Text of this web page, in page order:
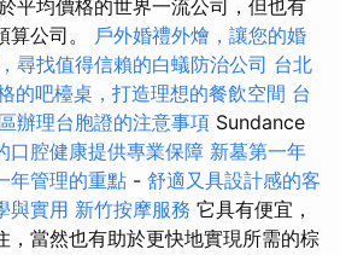
平均價格的世界一流公司，但也有
算公司。 戶外婚禮外燴，讓您的婚
尋找值得信賴的白蟻防治公司 台北
的吧檯桌，打造理想的餐飲空間 台
辦理台胞證的注意事項 Sundance
口腔健康提供專業保障 新墓第一年
年管理的重點 - 舒適又具設計感的客
與實用 新竹按摩服務 它具有便宜，
，當然也有助於更快地實現所需的棕